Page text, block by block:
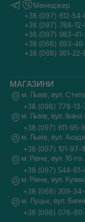
Менеджер
+38 (097) 612-54-
+38 (097) 788-
+38 (097) 983-41-
+38 (068) 693-
+38 (068) 951-22-
МАГАЗИНИ
м. Львів, вул.
+38 (098) 778-13-
м. Львів, вул.
+38 (097) 611-95-
м. Львів, вул.
+38 (097) 101-97-
м. Рівне, вул. 16-го
+38 (097) 544-61-
м. Рівне, вул.
+38 (068) 209-
м. Луцьк, вул.
+38 (098) 076-